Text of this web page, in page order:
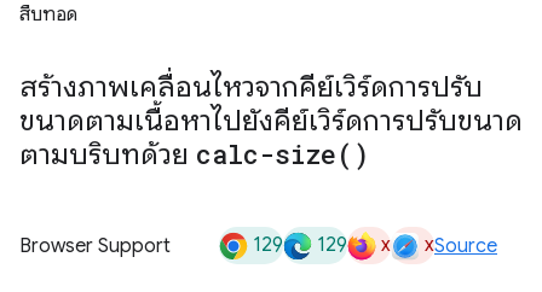
สืบทอด
สร้างภาพเคลื่อนไหวจากคีย์เวิร์ดการปรับ
ขนาดตามเนื้อหาไปยังคีย์เวิร์ดการปรับขนาด
ตามบริบทด้วย calc-size( )
Browser Support 129 129 x xSource